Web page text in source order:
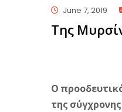
June 7, 2019
Της
Ο
της